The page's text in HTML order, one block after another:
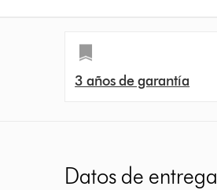
3 años de garantía
Datos de entrega